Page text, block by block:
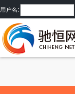
用户名: